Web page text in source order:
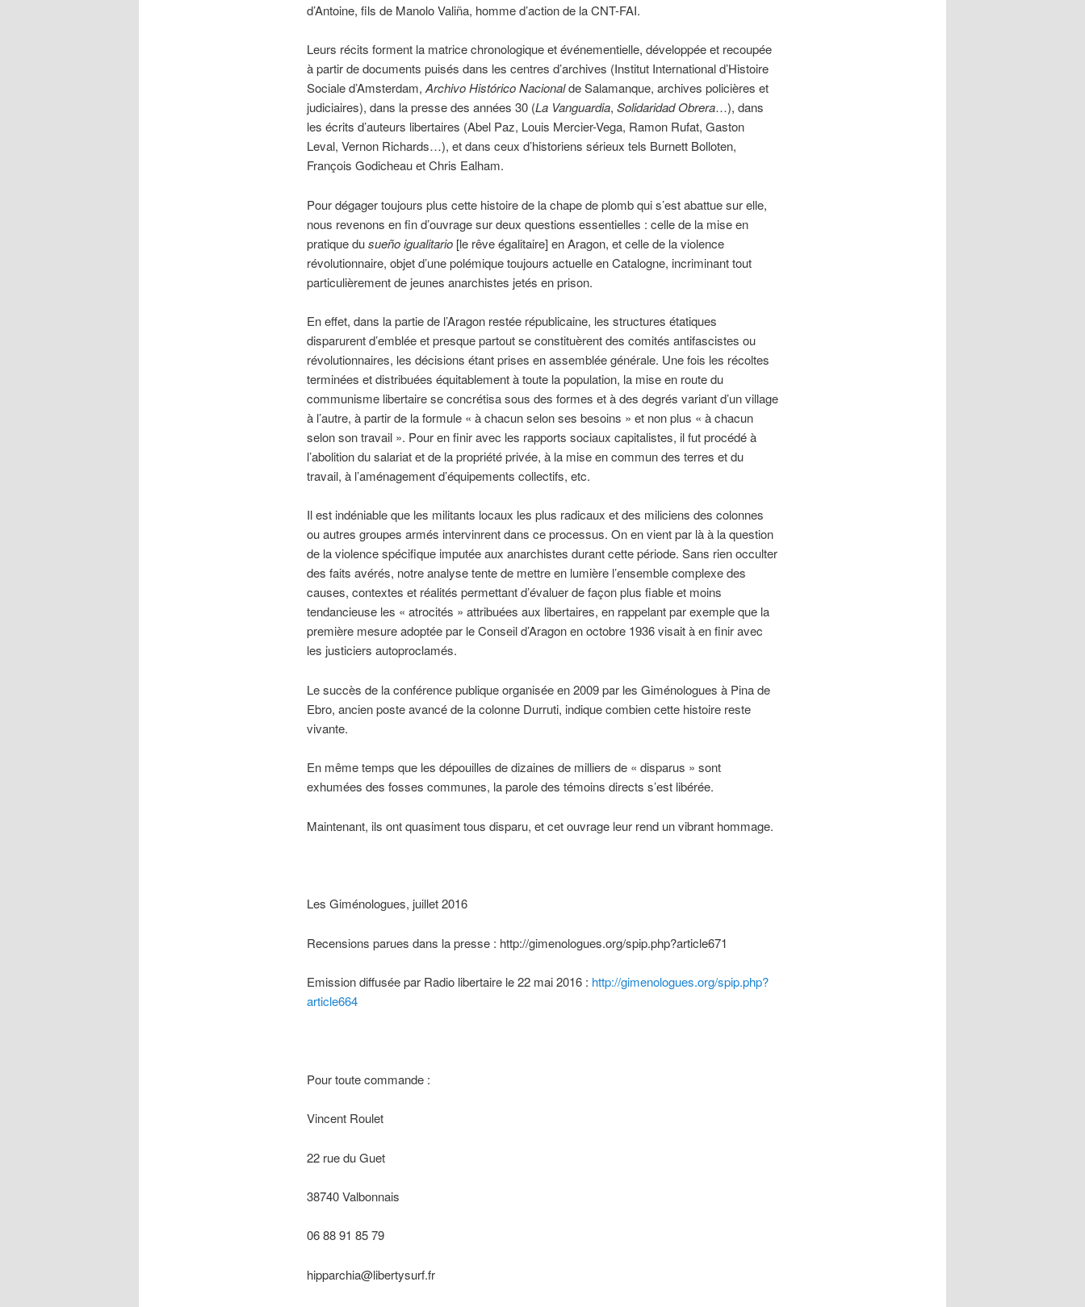
d’Antoine, fils de Manolo Valiña, homme d’action de la CNT-FAI.
Leurs récits forment la matrice chronologique et événementielle, développée et recoupée
à partir de documents puisés dans les centres d’archives (Institut International d’Histoire
Sociale d’Amsterdam,Archivo Histórico Nacionalde Salamanque, archives policières et
judiciaires), dans la presse des années 30 (La Vanguardia, Solidaridad Obrera…), dans
les écrits d’auteurs libertaires (Abel Paz, Louis Mercier-Vega, Ramon Rufat, Gaston
Leval, Vernon Richards…), et dans ceux d’historiens sérieux tels Burnett Bolloten,
François Godicheau et Chris Ealham.
Pour dégager toujours plus cette histoire de la chape de plomb qui s’est abattue sur elle,
nous revenons en fin d’ouvrage sur deux questions essentielles : celle de la mise en
pratique dusueño igualitario[le rêve égalitaire] en Aragon, et celle de la violence
révolutionnaire, objet d’une polémique toujours actuelle en Catalogne, incriminant tout
particulièrement de jeunes anarchistes jetés en prison.
En effet, dans la partie de l’Aragon restée républicaine, les structures étatiques
disparurent d’emblée et presque partout se constituèrent des comités antifascistes ou
révolutionnaires, les décisions étant prises en assemblée générale. Une fois les récoltes
terminées et distribuées équitablement à toute la population, la mise en route du
communisme libertaire se concrétisa sous des formes et à des degrés variant d’un village
à l’autre, à partir de la formule « à chacun selon ses besoins » et non plus « à chacun
selon son travail ». Pour en finir avec les rapports sociaux capitalistes, il fut procédé à
l’abolition du salariat et de la propriété privée, à la mise en commun des terres et du
travail, à l’aménagement d’équipements collectifs, etc.
Il est indéniable que les militants locaux les plus radicaux et des miliciens des colonnes
ou autres groupes armés intervinrent dans ce processus. On en vient par là à la question
de la violence spécifique imputée aux anarchistes durant cette période. Sans rien occulter
des faits avérés, notre analyse tente de mettre en lumière l’ensemble complexe des
causes, contextes et réalités permettant d’évaluer de façon plus fiable et moins
tendancieuse les « atrocités » attribuées aux libertaires, en rappelant par exemple que la
première mesure adoptée par le Conseil d’Aragon en octobre 1936 visait à en finir avec
les justiciers autoproclamés.
Le succès de la conférence publique organisée en 2009 par les Giménologues à Pina de
Ebro, ancien poste avancé de la colonne Durruti, indique combien cette histoire reste
vivante.
En même temps que les dépouilles de dizaines de milliers de « disparus » sont
exhumées des fosses communes, la parole des témoins directs s’est libérée.
Maintenant, ils ont quasiment tous disparu, et cet ouvrage leur rend un vibrant hommage.
Les Giménologues, juillet 2016
Recensions parues dans la presse : http://gimenologues.org/spip.php?article671
Emission diffusée par Radio libertaire le 22 mai 2016 : http://gimenologues.org/spip.php?
article664
Pour toute commande :
Vincent Roulet
22 rue du Guet
38740 Valbonnais
06 88 91 85 79
hipparchia@libertysurf.fr